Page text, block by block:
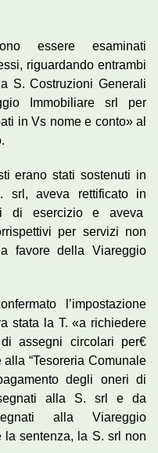
essere esaminati
riguardando entrambi
S. Costruzioni Generali
Immobiliare srl per
in Vs nome e conto» al
erano stati sostenuti in
aveva rettificato in
di esercizio e aveva
per servizi non
favore della Viareggio
l’impostazione
stata la T. «a richiedere
assegni circolari per€
“Tesoreria Comunale
degli oneri di
alla S. srl e da
alla Viareggio
la sentenza, la S. srl non